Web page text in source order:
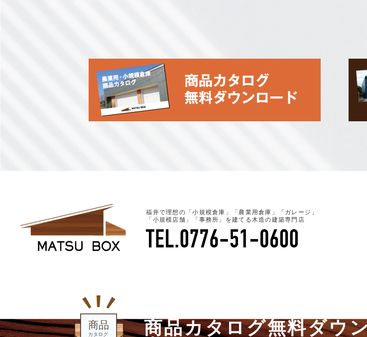
福井で理想の「小規模倉庫」「農業用倉庫」「ガレージ」
「小規模店舗」「事務所」を建てる木造の建築専門店
商品カタログ無料ダウ